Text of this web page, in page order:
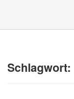
Schlagwort: